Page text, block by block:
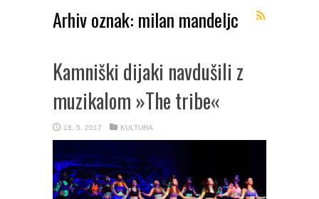
Arhiv oznak: milan mandeljc
Kamniški dijaki navdušili z
muzikalom »The tribe«
18. 5. 2017 KULTURA